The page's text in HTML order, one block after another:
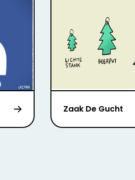
Zaak De Gucht